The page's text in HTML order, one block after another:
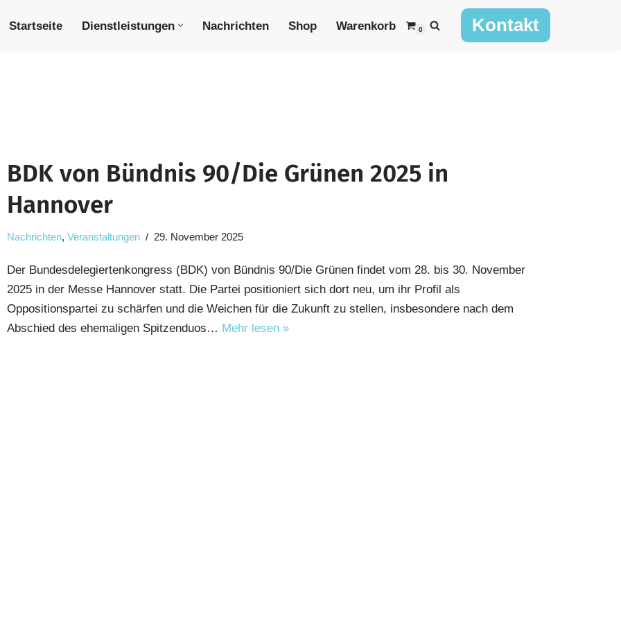
Startseite Dienstleistungen Nachrichten Shop Warenkorb 0 Kontakt
BDK von Bündnis 90/Die Grünen 2025 in
Hannover
Nachrichten, Veranstaltungen 29. November 2025
Der Bundesdelegiertenkongress (BDK) von Bündnis 90/Die Grünen findet vom 28. bis 30. November
2025 in der Messe Hannover statt. Die Partei positioniert sich dort neu, um ihr Profil als
Oppositionspartei zu schärfen und die Weichen für die Zukunft zu stellen, insbesondere nach dem
Abschied des ehemaligen Spitzenduos… Mehr lesen »